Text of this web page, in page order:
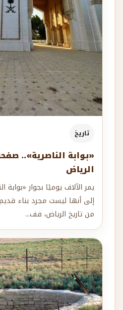
تاريخ
«بوابة الناصرية»..
الرياض
يمر الآلاف يوميًا بجوار «بوابة
إلى أنها ليست مجرد بناء
من تاريخ الرياض، فف...